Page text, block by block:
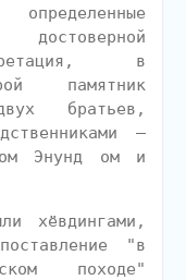
в
памятник
братьев,
—
Энунд ом и
хёвдингами,
"в
походе"